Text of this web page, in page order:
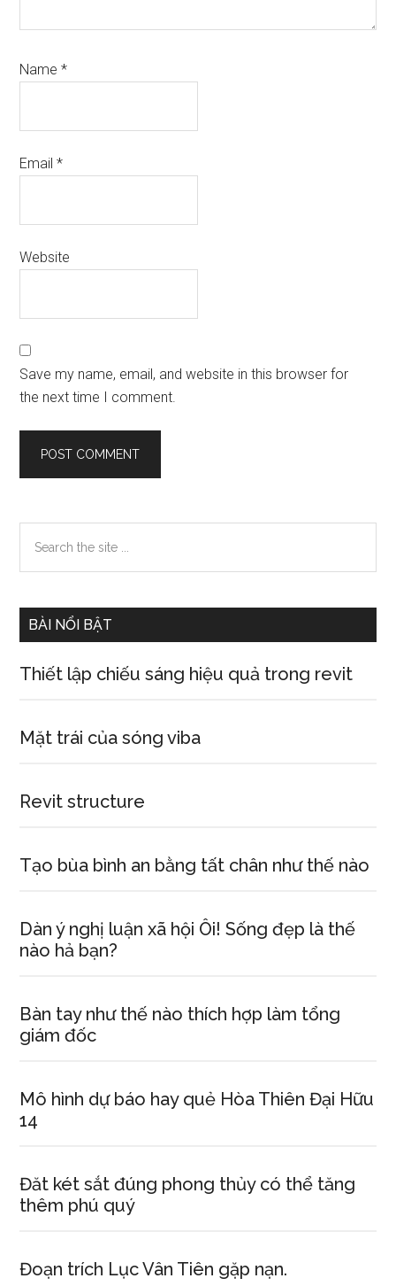
Name*
Email*
Website
Save my name, email, and website in this browser for
the next time I comment.
Primary
Sidebar
the
BÀI NỔI BẬT
Thiết lập chiếu sáng hiệu quả trong revit
Mặt trái của sóng viba
Revit structure
Tạo bùa bình an bằng tất chân như thế nào
Dàn ý nghị luận xã hội Ôi! Sống đẹp là thế
nào hả bạn?
Bàn tay như thế nào thích hợp làm tổng
giám đốc
Mô hình dự báo hay quẻ Hòa Thiên Đại Hữu
14
Đăt két sắt đúng phong thủy có thể tăng
thêm phú quý
Đoạn trích Lục Vân Tiên gặp nạn.